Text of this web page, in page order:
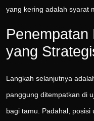
yang kering adalah syarat
Penempatan
yang
Langkah selanjutnya
panggung ditempatkan di
bagi tamu. Padahal, posisi